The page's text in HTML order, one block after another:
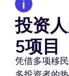
投资
5项目
凭借多项移